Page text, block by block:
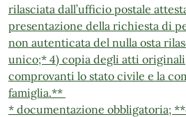
rilasciata dall’ufficio postale
presentazione della richiesta di
non autenticata del nulla osta
unico;* 4) copia degli atti
comprovanti lo stato civile e la
famiglia.**
* documentazione obbligatoria;